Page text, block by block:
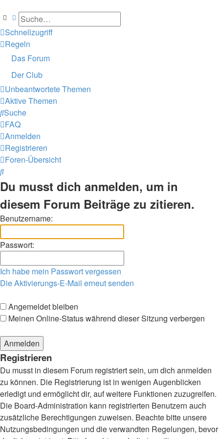
SucheErweiterte Suche
Schnellzugriff
Regeln
Das Forum
Der Club
Unbeantwortete Themen
Aktive Themen
Suche
FAQ
Anmelden
Registrieren
Foren-Übersicht
Suche
Du musst dich anmelden, um in
diesem Forum Beiträge zu zitieren.
Benutzername:
Passwort:
Ich habe mein Passwort vergessen
Die Aktivierungs-E-Mail erneut senden
Angemeldet bleiben
Meinen Online-Status während dieser Sitzung verbergen
Registrieren
Du musst in diesem Forum registriert sein, um dich anmelden
zu können. Die Registrierung ist in wenigen Augenblicken
erledigt und ermöglicht dir, auf weitere Funktionen zuzugreifen.
Die Board-Administration kann registrierten Benutzern auch
zusätzliche Berechtigungen zuweisen. Beachte bitte unsere
Nutzungsbedingungen und die verwandten Regelungen, bevor